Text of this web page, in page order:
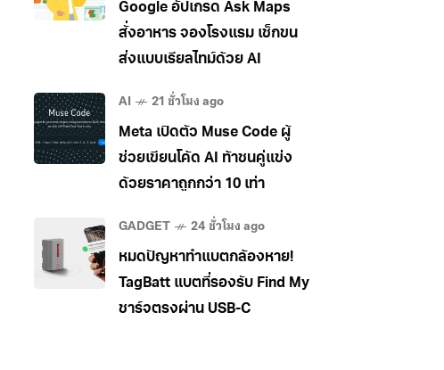
Google อัปเกรด Ask Maps
สั่งอาหาร จองโรงแรม เช็กขน
ส่งแบบเรียลไทม์ด้วย AI
AI 21 ชั่วโมง ago
Meta เปิดตัว Muse Code ผู้
ช่วยเขียนโค้ด AI ท้าชนคู่แข่ง
ด้วยราคาถูกกว่า 10 เท่า
GADGET 24 ชั่วโมง ago
หมดปัญหาทำแบตกล้องหาย!
TagBatt แบตที่รองรับ Find My
ชาร์จตรงผ่าน USB-C